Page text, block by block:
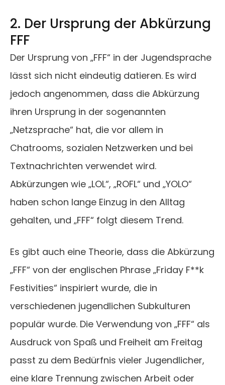
2. Der Ursprung der Abkürzung
FFF
Der Ursprung von „FFF“ in der Jugendsprache
lässt sich nicht eindeutig datieren. Es wird
jedoch angenommen, dass die Abkürzung
ihren Ursprung in der sogenannten
„Netzsprache“ hat, die vor allem in
Chatrooms, sozialen Netzwerken und bei
Textnachrichten verwendet wird.
Abkürzungen wie „LOL“, „ROFL“ und „YOLO“
haben schon lange Einzug in den Alltag
gehalten, und „FFF“ folgt diesem Trend.
Es gibt auch eine Theorie, dass die Abkürzung
„FFF“ von der englischen Phrase „Friday F**k
Festivities“ inspiriert wurde, die in
verschiedenen jugendlichen Subkulturen
populär wurde. Die Verwendung von „FFF“ als
Ausdruck von Spaß und Freiheit am Freitag
passt zu dem Bedürfnis vieler Jugendlicher,
eine klare Trennung zwischen Arbeit oder